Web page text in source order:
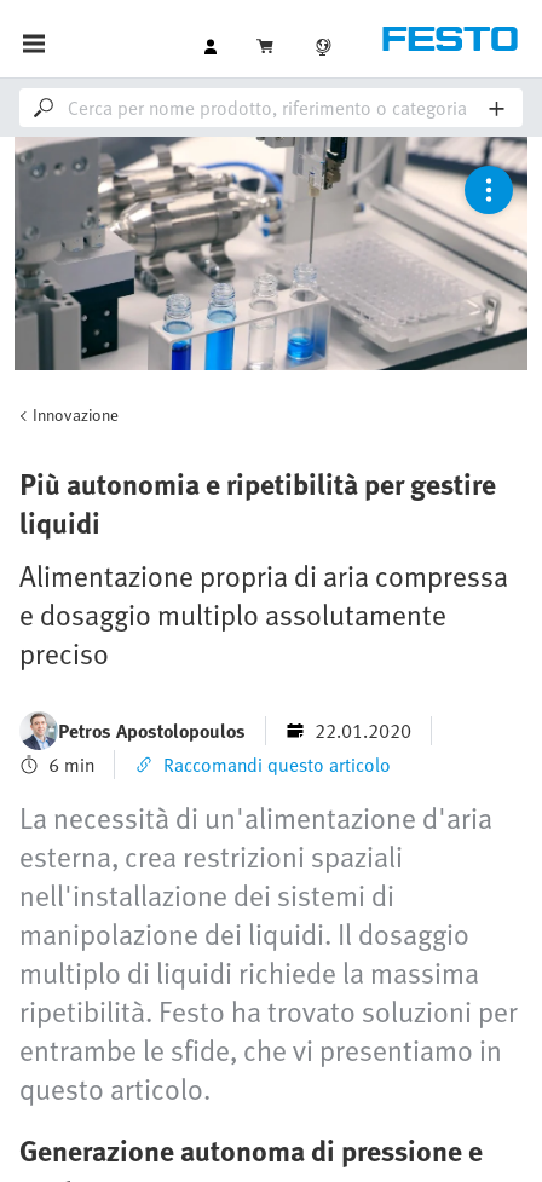
Innovazione
Più autonomia e ripetibilità per gestire
liquidi
Alimentazione propria di aria compressa
e dosaggio multiplo assolutamente
preciso
Petros Apostolopoulos
22.01.2020
6 min
Raccomandi questo articolo
La necessità di un'alimentazione d'aria
esterna, crea restrizioni spaziali
nell'installazione dei sistemi di
manipolazione dei liquidi. Il dosaggio
multiplo di liquidi richiede la massima
ripetibilità. Festo ha trovato soluzioni per
entrambe le sfide, che vi presentiamo in
questo articolo.
Generazione autonoma di pressione e